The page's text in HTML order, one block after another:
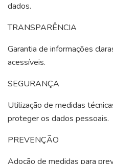
dados.
TRANSPARÊNCIA
Garantia de informações
acessíveis.
SEGURANÇA
Utilização de medidas
proteger os dados pessoais.
PREVENÇÃO
Adoção de medidas para